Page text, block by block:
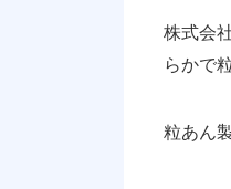
株式会
らかで
粒あん